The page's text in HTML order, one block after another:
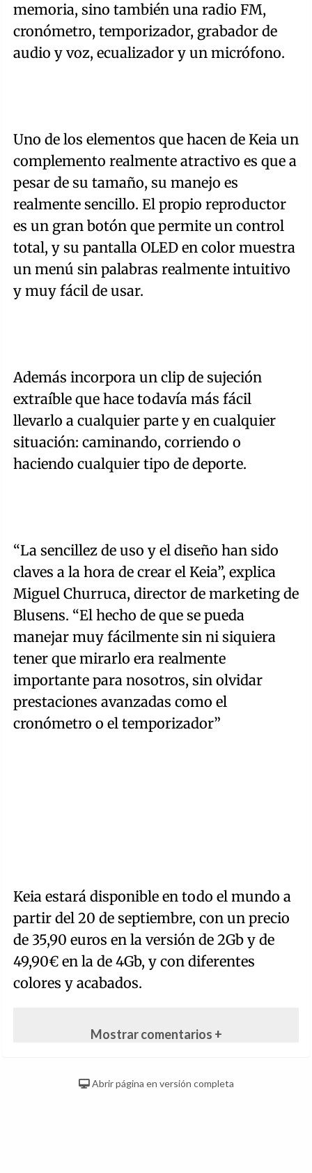
memoria, sino también una radio FM,
cronómetro, temporizador, grabador de
audio y voz, ecualizador y un micrófono.
Uno de los elementos que hacen de Keia un
complemento realmente atractivo es que a
pesar de su tamaño, su manejo es
realmente sencillo. El propio reproductor
es un gran botón que permite un control
total, y su pantalla OLED en color muestra
un menú sin palabras realmente intuitivo
y muy fácil de usar.
Además incorpora un clip de sujeción
extraíble que hace todavía más fácil
llevarlo a cualquier parte y en cualquier
situación: caminando, corriendo o
haciendo cualquier tipo de deporte.
“La sencillez de uso y el diseño han sido
claves a la hora de crear el Keia”, explica
Miguel Churruca, director de marketing de
Blusens. “El hecho de que se pueda
manejar muy fácilmente sin ni siquiera
tener que mirarlo era realmente
importante para nosotros, sin olvidar
prestaciones avanzadas como el
cronómetro o el temporizador”
Keia estará disponible en todo el mundo a
partir del 20 de septiembre, con un precio
de 35,90 euros en la versión de 2Gb y de
49,90€ en la de 4Gb, y con diferentes
colores y acabados.
Mostrar comentarios +
Abrir página en versión completa